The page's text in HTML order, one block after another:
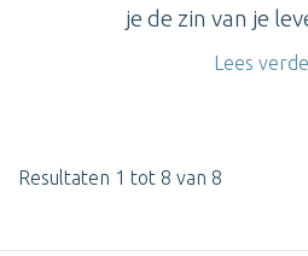
je de zin van je
Lees
Resultaten 1 tot 8 van 8